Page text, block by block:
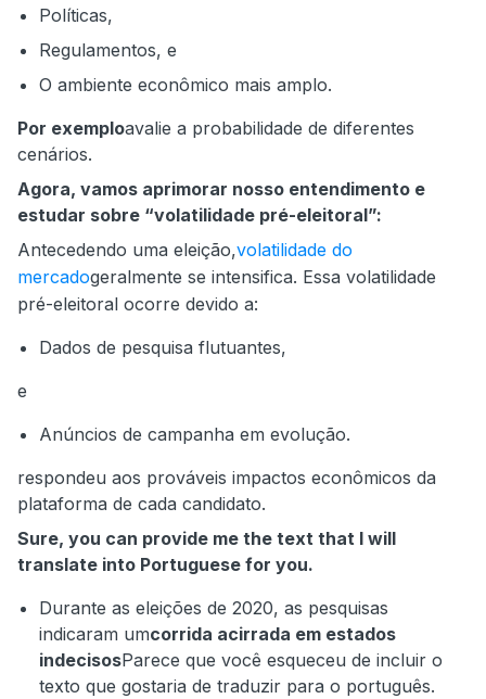
Políticas,
Regulamentos, e
O ambiente econômico mais amplo.
Por exemploavalie a probabilidade de diferentes
cenários.
Agora, vamos aprimorar nosso entendimento e
estudar sobre “volatilidade pré-eleitoral”:
Antecedendo uma eleição,volatilidade do
mercadogeralmente se intensifica. Essa volatilidade
pré-eleitoral ocorre devido a:
Dados de pesquisa flutuantes,
e
Anúncios de campanha em evolução.
respondeu aos prováveis impactos econômicos da
plataforma de cada candidato.
Sure, you can provide me the text that I will
translate into Portuguese for you.
Durante as eleições de 2020, as pesquisas
indicaram umcorrida acirrada em estados
indecisosParece que você esqueceu de incluir o
texto que gostaria de traduzir para o português.